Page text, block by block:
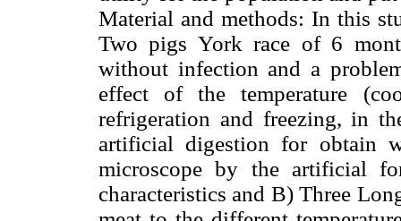
Material and methods: In this
Two pigs York race of 6
without infection and a
effect of the temperature
refrigeration and freezing, in
artificial digestion for obtain
microscope by the artificial
characteristics and B) Three